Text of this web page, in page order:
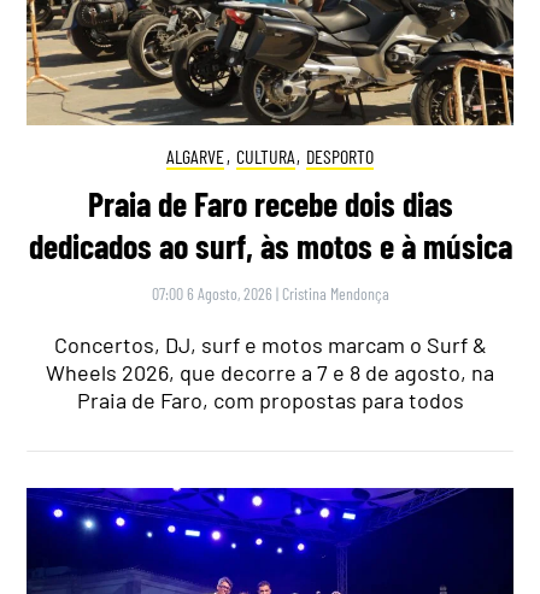
ALGARVE, CULTURA, DESPORTO
Praia de Faro recebe dois dias
dedicados ao surf, às motos e à música
07:00 6 Agosto, 2026 | Cristina Mendonça
Concertos, DJ, surf e motos marcam o Surf &
Wheels 2026, que decorre a 7 e 8 de agosto, na
Praia de Faro, com propostas para todos